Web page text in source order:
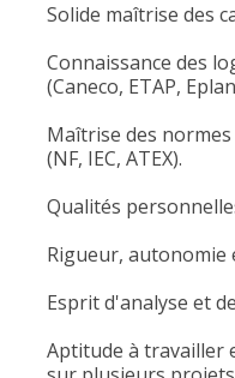
Solide maîtrise des
Connaissance des
(Caneco, ETAP,
Maîtrise des
(NF, IEC, ATEX).
Qualités
Rigueur, autonomie
Esprit d'analyse et
Aptitude à travailler